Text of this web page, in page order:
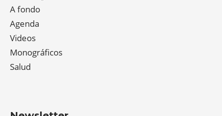
A fondo
Agenda
Videos
Monográficos
Salud